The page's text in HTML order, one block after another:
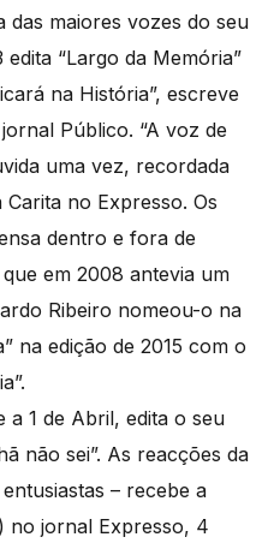
das maiores vozes do seu
“Largo da Memória”
na História”, escreve
Público. “A voz de
uma vez, recordada
no Expresso. Os
dentro e fora de
em 2008 antevia um
Ribeiro nomeou-o na
na edição de 2015 com o
a 1 de Abril, edita o seu
não sei”. As reacções da
– recebe a
no jornal Expresso, 4